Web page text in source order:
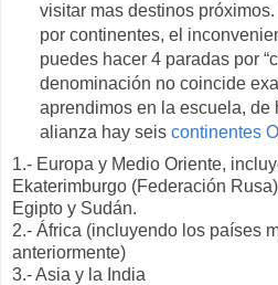
visitar mas destinos
por continentes, el
puedes hacer 4 paradas por
denominación no coincide
aprendimos en la escuela, de
alianza hay seis continentes
1.- Europa y Medio Oriente,
Ekaterimburgo (Federación
Egipto y Sudán.
2.- África (incluyendo los países
anteriormente)
3.- Asia y la India